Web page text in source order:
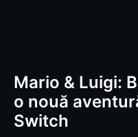
Mario & Luigi:
o nouă
Switch